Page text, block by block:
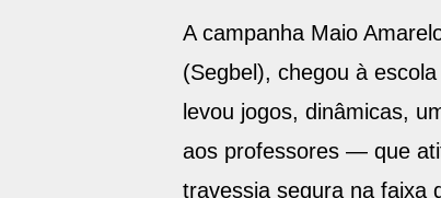
A campanha Maio
(Segbel), chegou à
levou jogos, dinâmicas,
aos professores — que
travessia segura na faixa